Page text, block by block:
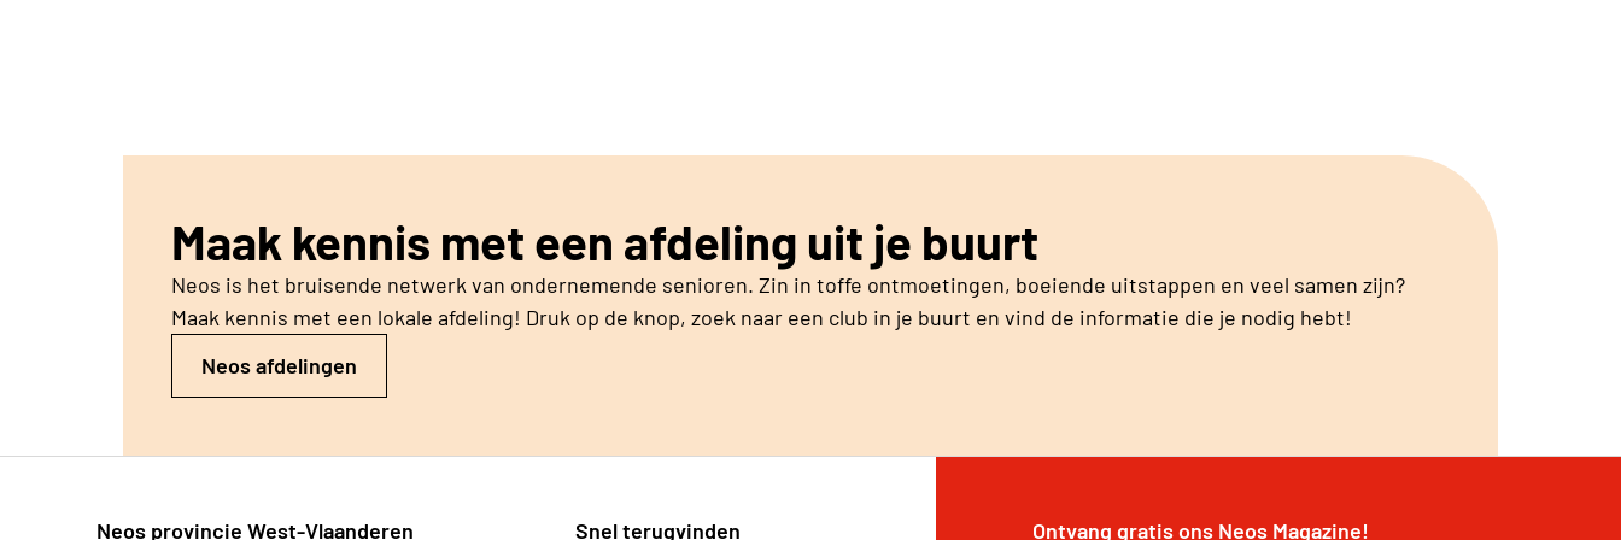
Maak kennis met een afdeling uit je buurt
Neos is het bruisende netwerk van ondernemende senioren. Zin in toffe ontmoetingen, boeiende uitstappen en veel samen zijn?
Maak kennis met een lokale afdeling! Druk op de knop, zoek naar een club in je buurt en vind de informatie die je nodig hebt!
Neos afdelingen
Neos provincie West-Vlaanderen Snel terugvinden Ontvang gratis ons Neos Magazine!